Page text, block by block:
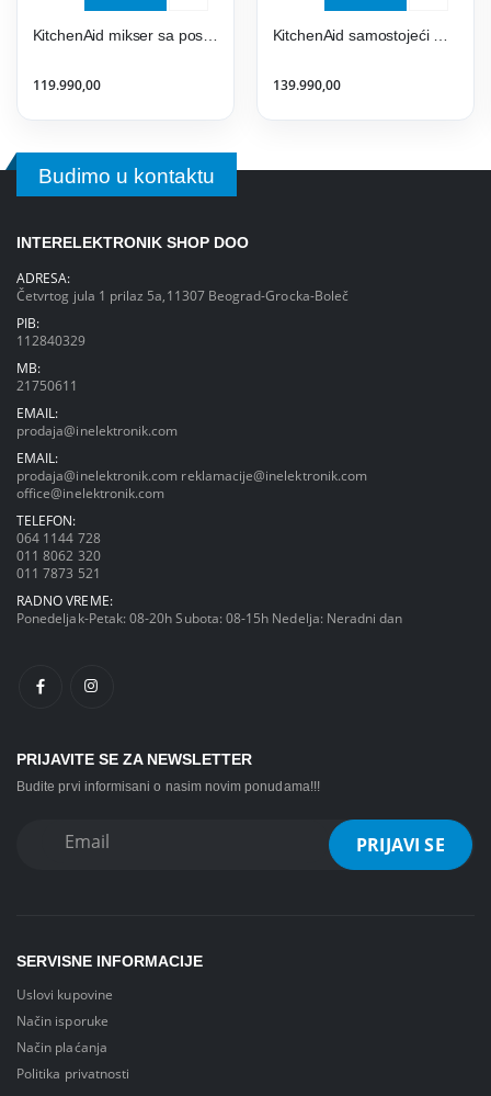
119.990,00 139.990,00
Budimo u kontaktu
INTERELEKTRONIK SHOP DOO
ADRESA:
Četvrtog jula 1 prilaz 5a,11307 Beograd-Grocka-Boleč
PIB:
112840329
MB:
21750611
EMAIL:
prodaja@inelektronik.com
EMAIL:
prodaja@inelektronik.com reklamacije@inelektronik.com
office@inelektronik.com
TELEFON:
064 1144 728
011 8062 320
011 7873 521
RADNO VREME:
Ponedeljak-Petak: 08-20h Subota: 08-15h Nedelja: Neradni dan
PRIJAVITE SE ZA NEWSLETTER
Budite prvi informisani o nasim novim ponudama!!!
SERVISNE INFORMACIJE
Uslovi kupovine
Način isporuke
Način plaćanja
Politika privatnosti